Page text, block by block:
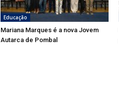
Educação
Mariana Marques é a nova Jovem
Autarca de Pombal